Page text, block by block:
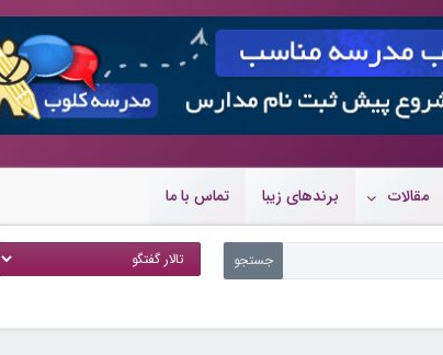
مقالات برندهای زیبا تماس با ما